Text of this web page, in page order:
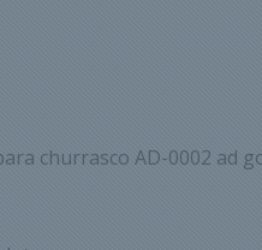
churrasco AD-0002 ad